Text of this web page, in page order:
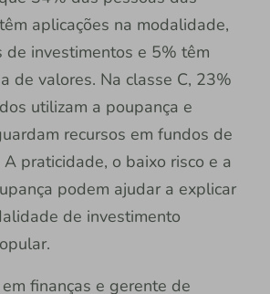
aplicações na modalidade,
de investimentos e 5% têm
de valores. Na classe C, 23%
utilizam a poupança e
recursos em fundos de
praticidade, o baixo risco e a
podem ajudar a explicar
de investimento
finanças e gerente de